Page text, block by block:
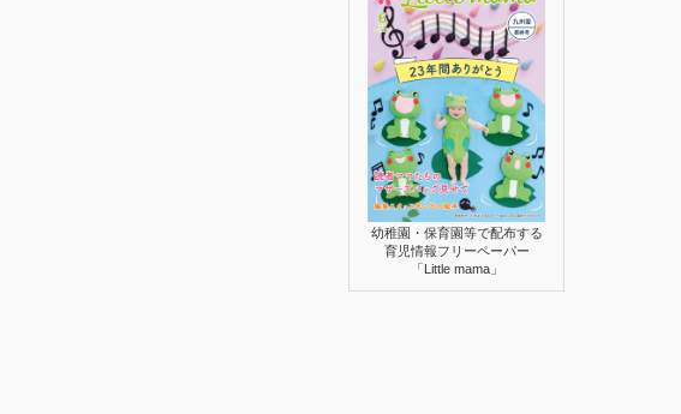
幼稚園・保育園等で配布する
育児情報フリーペーパー
「Little mama」